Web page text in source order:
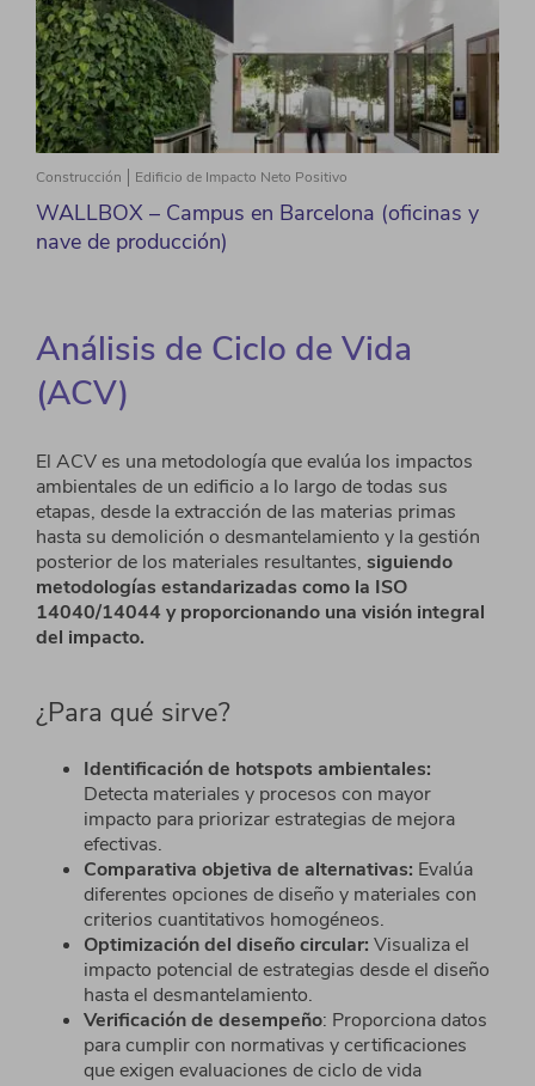
Construcción Edificio de Impacto Neto Positivo
WALLBOX – Campus en Barcelona (oficinas y
nave de producción)
Análisis de Ciclo de Vida
(ACV)
El ACV es una metodología que evalúa los impactos
ambientales de un edificio a lo largo de todas sus
etapas, desde la extracción de las materias primas
hasta su demolición o desmantelamiento y la gestión
posterior de los materiales resultantes, siguiendo
metodologías estandarizadas como la ISO
14040/14044 y proporcionando una visión integral
del impacto.
¿Para qué sirve?
Identificación de hotspots ambientales:
Detecta materiales y procesos con mayor
impacto para priorizar estrategias de mejora
efectivas.
Comparativa objetiva de alternativas: Evalúa
diferentes opciones de diseño y materiales con
criterios cuantitativos homogéneos.
Optimización del diseño circular: Visualiza el
impacto potencial de estrategias desde el diseño
hasta el desmantelamiento.
Verificación de desempeño: Proporciona datos
para cumplir con normativas y certificaciones
que exigen evaluaciones de ciclo de vida